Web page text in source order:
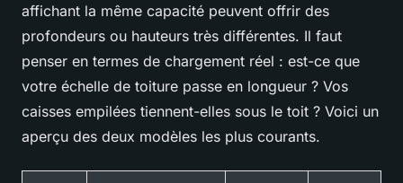
affichant la même capacité peuvent offrir des
profondeurs ou hauteurs très différentes. Il faut
penser en termes de chargement réel : est-ce que
votre échelle de toiture passe en longueur ? Vos
caisses empilées tiennent-elles sous le toit ? Voici un
aperçu des deux modèles les plus courants.